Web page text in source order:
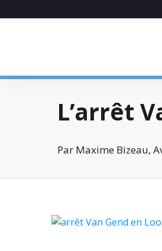
L’arrêt
Par Maxime Bizeau,